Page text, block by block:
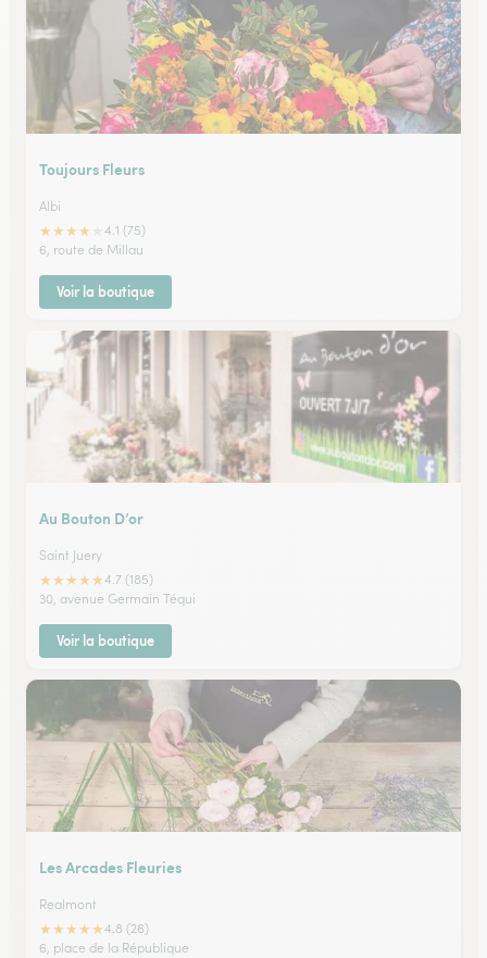
Toujours Fleurs
Albi
★★★★
4.1 (75)
6, route de Millau
Voir la boutique
Au Bouton D’or
Saint Juery
★★★★★4.7 (185)
30, avenue Germain Téqui
Voir la boutique
Les Arcades Fleuries
Realmont
★★★★★4.8 (26)
6, place de la République